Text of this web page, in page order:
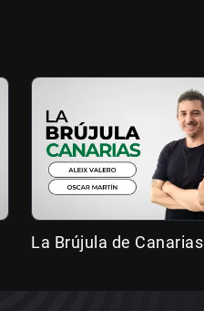
La Brújula de Canarias